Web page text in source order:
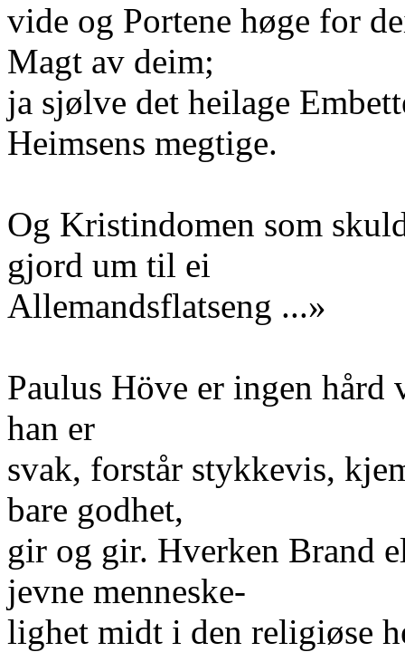
vide og Portene høge for
Magt av deim;
ja sjølve det heilage
Heimsens megtige.
Og Kristindomen som
gjord um til ei
Allemandsflatseng ...»
Paulus Höve er ingen
han er
svak, forstår stykkevis,
bare godhet,
gir og gir. Hverken Brand
jevne menneske-
lighet midt i den religiøse